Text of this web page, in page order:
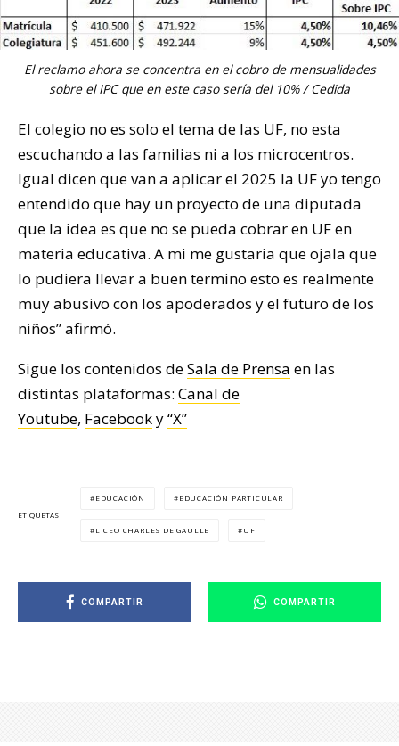
El reclamo ahora se concentra en el cobro de mensualidades
sobre el IPC que en este caso sería del 10% / Cedida
El colegio no es solo el tema de las UF, no esta
escuchando a las familias ni a los microcentros.
Igual dicen que van a aplicar el 2025 la UF yo tengo
entendido que hay un proyecto de una diputada
que la idea es que no se pueda cobrar en UF en
materia educativa. A mi me gustaria que ojala que
lo pudiera llevar a buen termino esto es realmente
muy abusivo con los apoderados y el futuro de los
niños” afirmó.
Sigue los contenidos deSala de Prensa en las
distintas plataformas: Canal de
Youtube, Facebooky“X”
ETIQUETAS
EDUCACIÓN EDUCACIÓN PARTICULAR
LICEO CHARLES DE GAULLE UF
COMPARTIR COMPARTIR